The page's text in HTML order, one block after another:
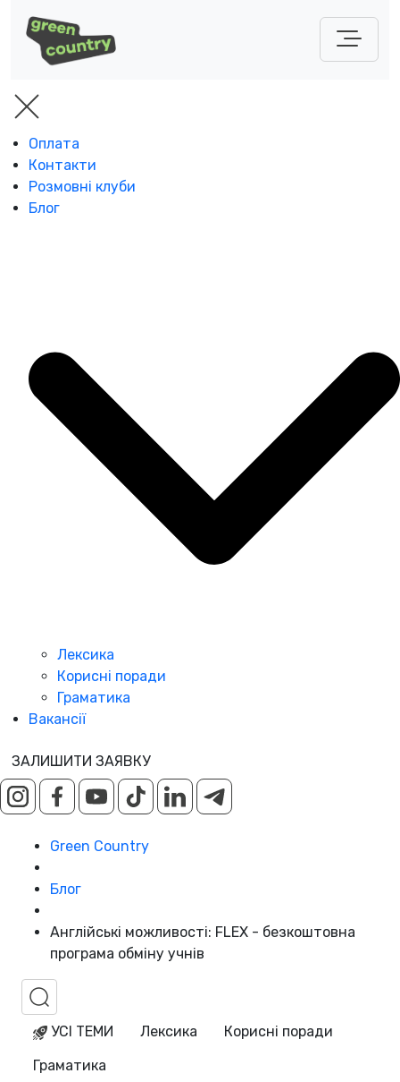
Оплата
Контакти
Розмовні клуби
Блог
Лексика
Корисні поради
Граматика
Вакансії
ЗАЛИШИТИ ЗАЯВКУ
Green Country
Блог
Англійські можливості: FLEX - безкоштовна
програма обміну учнів
УСІ ТЕМИ Лексика
Корисні поради
Граматика